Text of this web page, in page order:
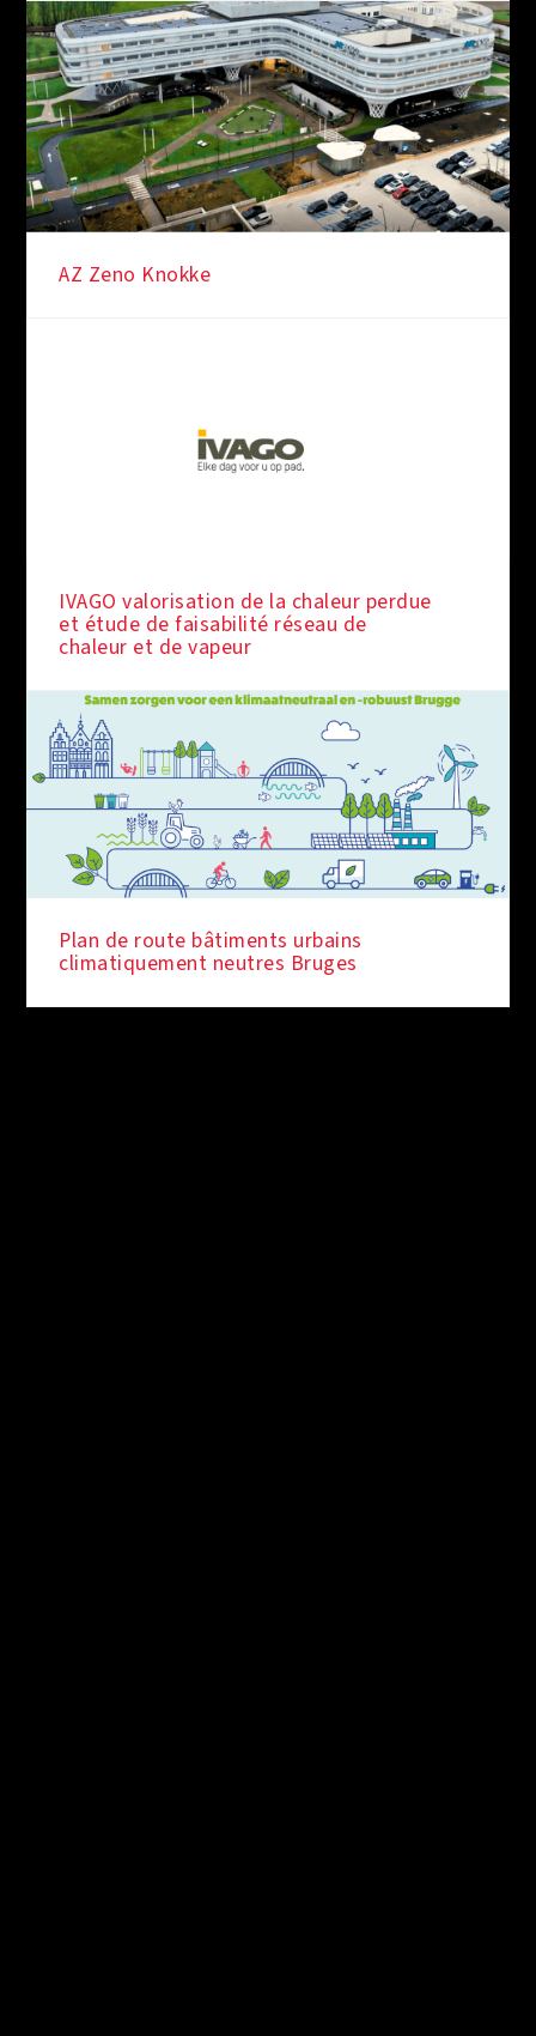
AZ Zeno Knokke
IVAGO valorisation de la chaleur perdue
et étude de faisabilité réseau de
chaleur et de vapeur
Plan de route bâtiments urbains
climatiquement neutres Bruges